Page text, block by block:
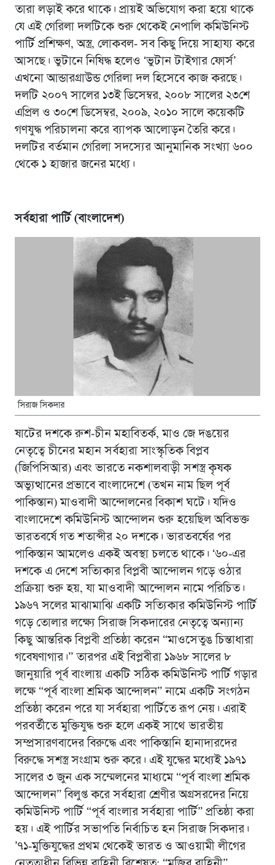
তারা লড়াই করে থাকে। প্রায়ই অভিযোগ করা হয়ে থাকে
যে এই গেরিলা দলটিকে শুরু থেকেই নেপালি কমিউনিস্ট
পার্টি প্রশিক্ষণ, অস্ত্র, লোকবল- সব কিছু দিয়ে সাহায্য করে
আসছে। ভুটানে নিষিদ্ধ হলেও ‘ভুটান টাইগার ফোর্স’
এখনো আন্ডারগ্রাউন্ড গেরিলা দল হিসেবে কাজ করছে।
দলটি ২০০৭ সালের ১৩ই ডিসেম্বর, ২০০৮ সালের ২৩শে
এপ্রিল ও ৩০শে ডিসেম্বর, ২০০৯, ২০১০ সালে কয়েকটি
গণযুদ্ধ পরিচালনা করে ব্যাপক আলোড়ন তৈরি করে।
দলটির বর্তমান গেরিলা সদস্যের আনুমানিক সংখ্যা ৬০০
থেকে ১ হাজার জনের মধ্যে।
সর্বহারা পার্টি (বাংলাদেশ)
সিরাজ সিকদার
ষাটের দশকে রুশ-চীন মহাবিতর্ক, মাও জে দঙয়ের
নেতৃত্বে চীনের মহান সর্বহারা সাংস্কৃতিক বিপ্লব
(জিপিসিআর) এবং ভারতে নকশালবাড়ী সশস্ত্র কৃষক
অভ্যুত্থানের প্রভাবে বাংলাদেশে (তখন নাম ছিল পূর্ব
পাকিস্তান) মাওবাদী আন্দোলনের বিকাশ ঘটে। যদিও
বাংলাদেশে কমিউনিস্ট আন্দোলন শুরু হয়েছিল অবিভক্ত
ভারতবর্ষে গত শতাব্দীর ২০ দশকে। ভারতবর্ষের পর
পাকিস্তান আমলেও একই অবস্থা চলতে থাকে। ‘৬০-এর
দশকে এ দেশে সত্যিকার বিপ্লবী আন্দোলন গড়ে ওঠার
প্রক্রিয়া শুরু হয়, যা মাওবাদী আন্দোলন নামে পরিচিত।
১৯৬৭ সলের মাঝামাঝি একটি সত্যিকার কমিউনিস্ট পার্টি
গড়ে তোলার লক্ষ্যে সিরাজ সিকদারের নেতৃত্বে অন্যান্য
কিছু আন্তরিক বিপ্লবী প্রতিষ্ঠা করেন “মাওসেতুঙ চিন্তাধারা
গবেষণাগার।’’ তারপর এই বিপ্লবীরা ১৯৬৮ সালের ৮
জানুয়ারি পূর্ব বাংলায় একটি সঠিক কমিউনিস্ট পার্টি গড়ার
লক্ষে “পূর্ব বাংলা শ্রমিক আন্দোলন” নামে একটি সংগঠন
প্রতিষ্ঠা করেন পরে যা সর্বহারা পার্টিতে রূপ নেয়। এরাই
পরবর্তীতে মুক্তিযুদ্ধ শুরু হলে একই সাথে ভারতীয়
সম্প্রসারণবাদের বিরুদ্ধে এবং পাকিস্তানি হানাদারদের
বিরুদ্ধে সশস্ত্র সংগ্রাম শুরু করে। এই যুদ্ধের মধ্যেই ১৯৭১
সালের ৩ জুন এক সম্মেলনের মাধ্যমে “পূর্ব বাংলা শ্রমিক
আন্দোলন” বিলুপ্ত করে সর্বহারা শ্রেণীর অগ্রসরদের নিয়ে
কমিউনিস্ট পার্টি “পূর্ব বাংলার সর্বহারা পার্টি” প্রতিষ্ঠা করা
হয়। এই পার্টির সভাপতি নির্বাচিত হন সিরাজ সিকদার।
’৭১-মুক্তিযুদ্ধের প্রথম থেকেই ভারত ও আওয়ামী লীগের